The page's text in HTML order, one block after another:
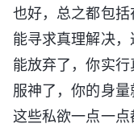
也好，总之都包
能寻求真理解决
能放弃了，你实
服神了，你的身
这些私欲一点一